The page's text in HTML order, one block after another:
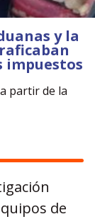
y la
impuestos
partir de la
de